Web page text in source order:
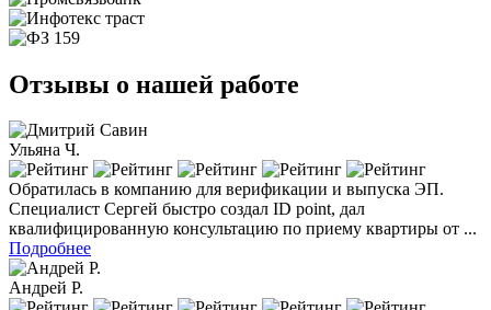
Отзывы о нашей работе
Ульяна Ч.
Обратилась в компанию для верификации и выпуска ЭП.
Специалист Сергей быстро создал ID point, дал
квалифицированную консультацию по приему квартиры от ...
Подробнее
Андрей Р.